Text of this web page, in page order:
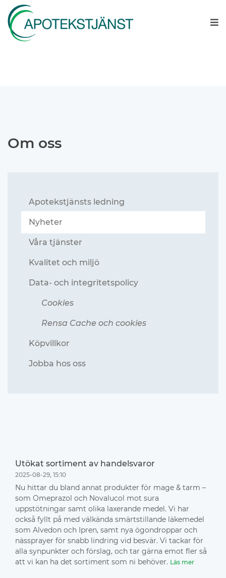
Om oss
Apotekstjänsts ledning
Nyheter
Våra tjänster
Kvalitet och miljö
Data- och integritetspolicy
Cookies
Rensa Cache och cookies
Köpvillkor
Jobba hos oss
Utökat sortiment av handelsvaror
2025-08-29, 15:10
Nu hittar du bland annat produkter för mage & tarm –
som Omeprazol och Novalucol mot sura
uppstötningar samt olika laxerande medel. Vi har
också fyllt på med välkända smärtstillande läkemedel
som Alvedon och Ipren, samt nya ögondroppar och
nässprayer för snabb lindring vid besvär. Vi tackar för
alla synpunkter och förslag, och tar gärna emot fler så
att vi kan ha det sortiment som ni behöver. Läs mer